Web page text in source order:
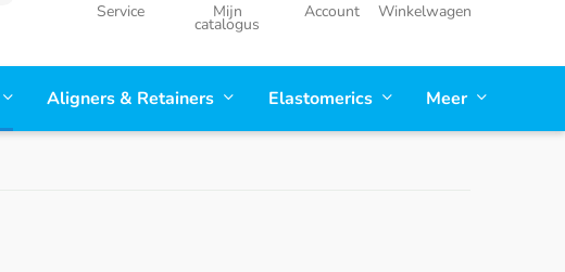
Winkelwagen
Account
Mijn
catalogus
Service
Aligners & Retainers Elastomerics Meer